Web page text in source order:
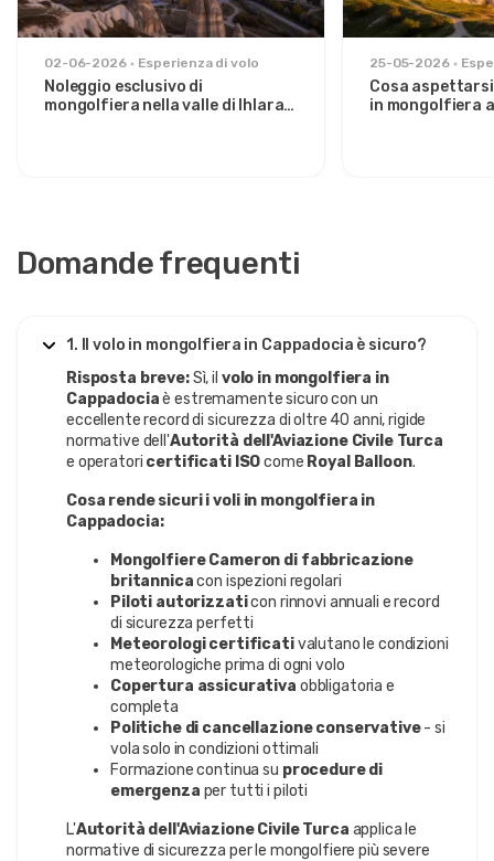
02-06-2026 Esperienza di volo
Noleggio esclusivo di
mongolfiera nella valle di Ihlara:
25-05-2026
Cosa
in mongolfiera
Domande frequenti
1. Il volo in mongolfiera in Cappadocia è sicuro?
Risposta breve:Sì, il volo in mongolfiera in
Cappadociaè estremamente sicuro con un
eccellente record di sicurezza di oltre 40 anni, rigide
normative dell'Autorità dell'Aviazione Civile Turca
e operatori certificati ISOcome Royal Balloon.
Cosa rende sicuri i voli in mongolfiera in
Cappadocia:
Mongolfiere Cameron di fabbricazione
britannicacon ispezioni regolari
Piloti autorizzaticon rinnovi annuali e record
di sicurezza perfetti
Meteorologi certificativalutano le condizioni
meteorologiche prima di ogni volo
Copertura assicurativa obbligatoria e
completa
Politiche di cancellazione conservative- si
vola solo in condizioni ottimali
Formazione continua su procedure di
emergenza per tutti i piloti
L'Autorità dell'Aviazione Civile Turca applica le
normative di sicurezza per le mongolfiere più severe